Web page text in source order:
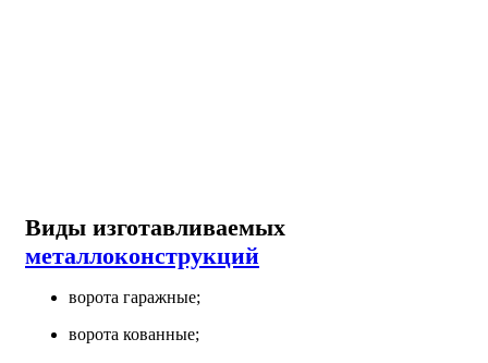
Виды изготавливаемых
металлоконструкций
ворота гаражные;
ворота кованные;